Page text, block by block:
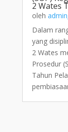
2 Wates
oleh
Dalam
yang
2 Wates
Prosedur
Tahun